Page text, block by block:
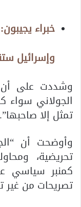
خبراء
وإسرائيل
وشددت على أن
الجولاني سواء
تمثل إلا صاحبها”.
وأوضحت أن
تحريضية،
كمنبر سياسي
تصريحات من غير